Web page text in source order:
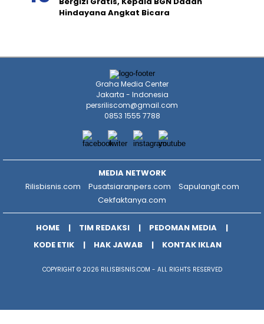
Hindayana Angkat Bicara
Graha Media Center
Jakarta - Indonesia
persriliscom@gmail.com
0853 1555 7788
MEDIA NETWORK
Rilisbisnis.com
Pusatsiaranpers.com
Sapulangit.com
Cekfaktanya.com
HOME TIM REDAKSI
PEDOMAN MEDIA
KODE ETIK
HAK JAWAB KONTAK IKLAN
COPYRIGHT © 2026 RILISBISNIS.COM - ALL RIGHTS RESERVED